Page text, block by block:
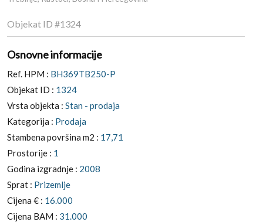
Objekat ID #1324
Osnovne informacije
Ref. HPM : BH369TB250-P
Objekat ID : 1324
Vrsta objekta : Stan - prodaja
Kategorija : Prodaja
Stambena površina m2 : 17,71
Prostorije : 1
Godina izgradnje : 2008
Sprat : Prizemlje
Cijena € : 16.000
Cijena BAM : 31.000